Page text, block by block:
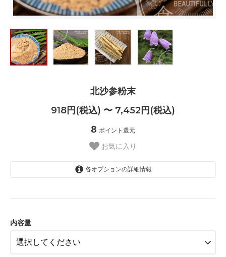
北沙参粉末
918円(税込) 〜 7,452円(税込)
8 ポイント還元
お気に入り
各オプションの詳細情報
内容量